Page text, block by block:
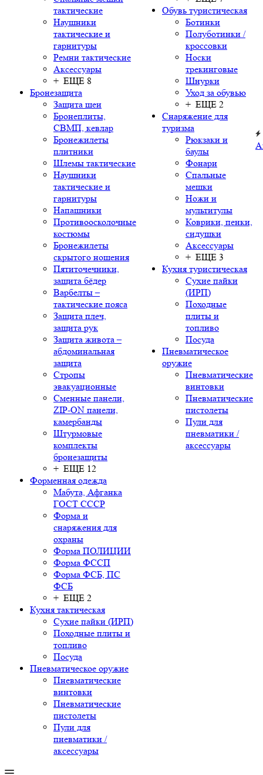
тактические
Наушники
тактические и
гарнитуры
Ремни тактические
Аксессуары
+ ЕЩЕ 8
Бронезащита
Защита шеи
Бронеплиты,
СВМП, кевлар
Бронежилеты
плитники
Шлемы тактические
Наушники
тактические и
гарнитуры
Напашники
Противоосколочные
костюмы
Бронежилеты
скрытого ношения
Пятиточечники,
защита бёдер
Варбелты –
тактические пояса
Защита плеч,
защита рук
Защита живота –
абдоминальная
защита
Стропы
эвакуационные
Сменные панели,
ZIP-ON панели,
камербанды
Штурмовые
комплекты
бронезащиты
+ ЕЩЕ 12
Форменная одежда
Мабута, Афганка
ГОСТ СССР
Форма и
снаряжения для
охраны
Форма ПОЛИЦИИ
Форма ФССП
Форма ФСБ, ПС
ФСБ
+ ЕЩЕ 2
Кухня тактическая
Сухие пайки (ИРП)
Походные плиты и
топливо
Посуда
Пневматическое оружие
Пневматические
винтовки
Пневматические
пистолеты
Пули для
пневматики /
аксессуары
Обувь туристическая
Ботинки
Полуботинки /
кроссовки
Носки
трекинговые
Шнурки
Уход за обувью
+ ЕЩЕ 2
Снаряжение для
туризма
Рюкзаки и
баулы
Фонари
Спальные
мешки
Ножи и
мультитулы
Коврики, пенки,
сидушки
Аксессуары
+ ЕЩЕ 3
Кухня туристическая
Сухие пайки
(ИРП)
Походные
плиты и
топливо
Посуда
Пневматическое
оружие
Пневматические
винтовки
Пневматические
пистолеты
Пули для
пневматики /
аксессуары